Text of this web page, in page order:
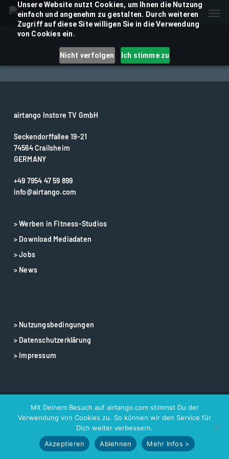
Unsere Website nutzt Cookies, um Ihnen die Nutzung
einfach und angenehm zu gestalten. Durch weiteren
Zugriff auf diese Site willigen Sie in die Verwendung
von Cookies ein.
Nicht verfolgen Ich stimme zu
Skip
content
airtango Instore TV GmbH
Seckendorffallee 19-21
74564 Crailsheim
GERMANY
+49 7954 47 59 899
info@airtango.com
> Werben in Fitness-Studios
> Download Mediadaten
> Jobs
> News
> Nutzungsbedingungen
> Datenschutzerklärung
> Impressum
© 2025 airtango – airtango is a registered trademark
Mit Deinem Besuch auf airtango.com stimmst Du der
Verwendung von Cookies zu. So können wir den Service für
Dich weiter verbessern.
Akzeptieren
Ablehnen Mehr Infos >